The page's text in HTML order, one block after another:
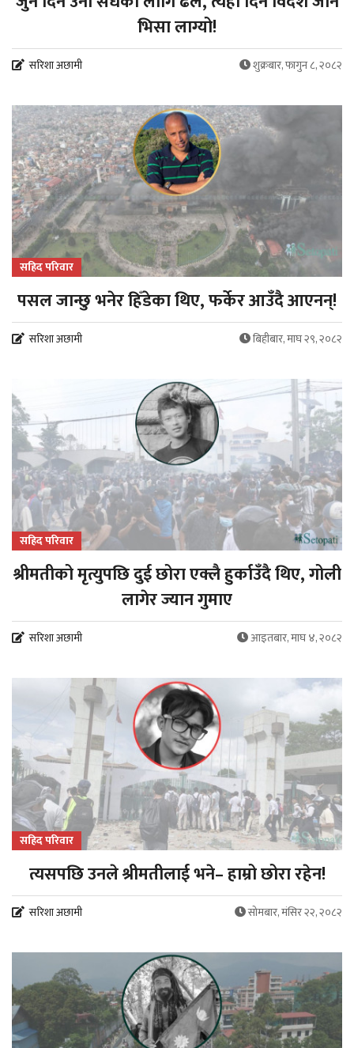
भिसा लाग्यो!
सरिशा अछामी शुक्रबार, फागुन ८, २०८२
सहिद परिवार
पसल जान्छु भनेर हिँडेका थिए, फर्केर आउँदै आएनन्!
सरिशा अछामी बिहीबार, माघ २९, २०८२
सहिद परिवार
श्रीमतीको मृत्युपछि दुई छोरा एक्लै हुर्काउँदै थिए, गोली
लागेर ज्यान गुमाए
सरिशा अछामी आइतबार, माघ ४, २०८२
सहिद परिवार
त्यसपछि उनले श्रीमतीलाई भने– हाम्रो छोरा रहेन!
सरिशा अछामी सोमबार, मंसिर २२, २०८२